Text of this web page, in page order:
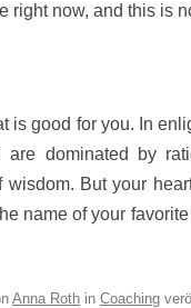
right now, and this is
is good for you. In
dominated by
But your
name of your
Anna Roth in Coaching